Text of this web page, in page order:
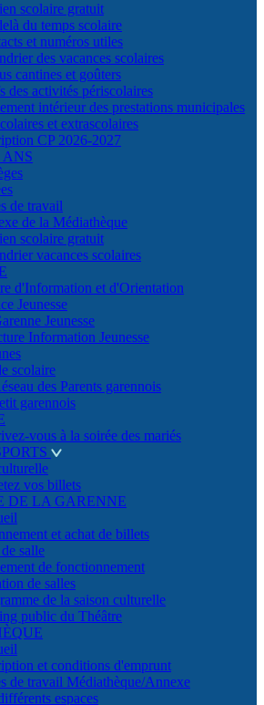
scolaire gratuit
du temps scolaire
et numéros utiles
des vacances scolaires
cantines et goûters
des activités périscolaires
intérieur des prestations municipales
et extrascolaires
CP 2026-2027
ANS
de travail
de la Médiathèque
scolaire gratuit
vacances scolaires
d'Information et d'Orientation
Jeunesse
Jeunesse
Information Jeunesse
scolaire
des Parents garennois
garennois
vous à la soirée des mariés
vos billets
DE LA GARENNE
et achat de billets
salle
de fonctionnement
de salles
de la saison culturelle
public du Théâtre
et conditions d'emprunt
de travail Médiathèque/Annexe
espaces